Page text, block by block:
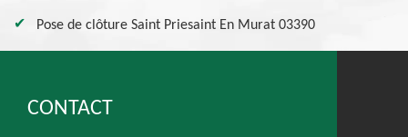
Pose de clôture Saint Priesaint En Murat 03390
CONTACT